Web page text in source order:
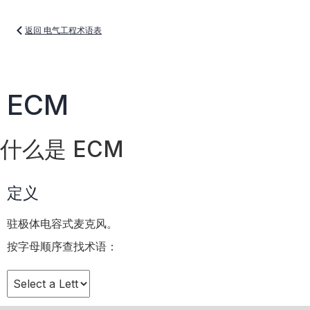
返回 电气工程术语表
ECM
什么是 ECM
定义
驻极体电容式麦克风。
按字母顺序查找术语：